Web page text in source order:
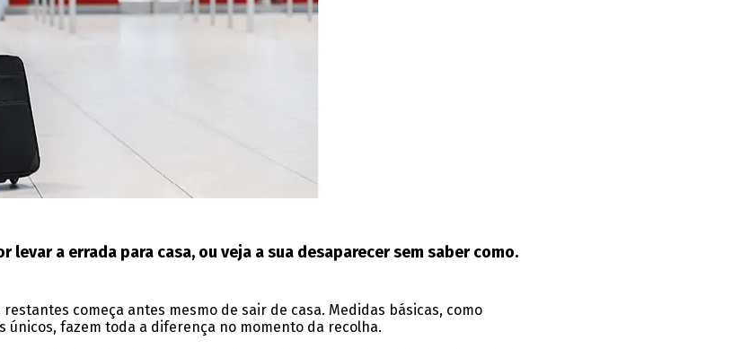
levar a errada para casa, ou veja a sua desaparecer sem saber como.
começa antes mesmo de sair de casa. Medidas básicas, como
fazem toda a diferença no momento da recolha.